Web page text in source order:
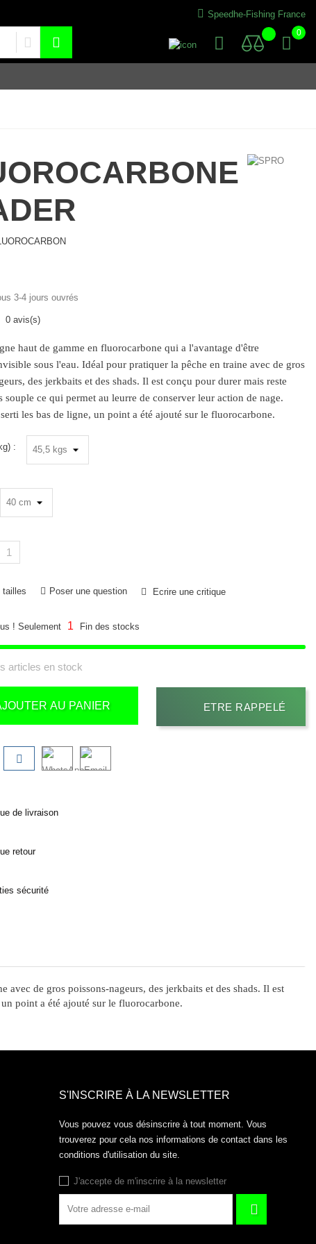
Speedhe-Fishing France
0
3-4 jours ouvrés
0 avis(s)
haut de gamme en fluorocarbone qui a l'avantage d'être
sous l'eau. Idéal pour pratiquer la pêche en traine avec de gros
des jerkbaits et des shads. Il est conçu pour durer mais reste
souple ce qui permet au leurre de conserver leur action de nage.
les bas de ligne, un point a été ajouté sur le fluorocarbone.
:
tailles Poser une question Ecrire une critique
! Seulement 1 Fin des stocks
articles en stock
AU PANIER ETRE RAPPELÉ
de livraison
retour
sécurité
de gros poissons-nageurs, des jerkbaits et des shads. Il est
point a été ajouté sur le fluorocarbone.
S'INSCRIRE À LA NEWSLETTER
Vous pouvez vous désinscrire à tout moment. Vous
trouverez pour cela nos informations de contact dans les
conditions d'utilisation du site.
J'accepte de m'inscrire à la newsletter